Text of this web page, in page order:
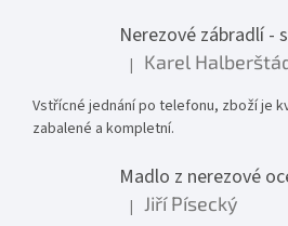
Hodnocení produktu je 5
| Karel
Vstřícné jednání po telefonu, zboží je
zabalené a kompletní.
Hodnocení produktu je 5
| Jiří Písecký